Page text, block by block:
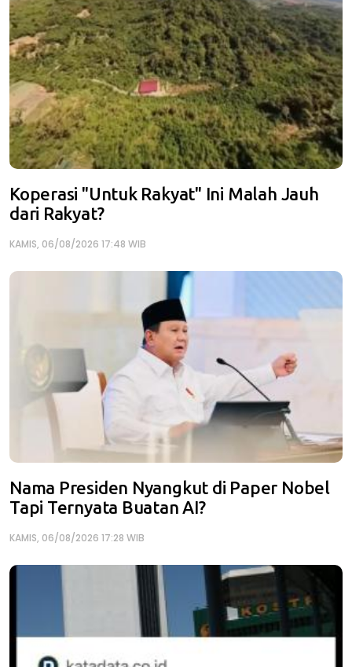
Koperasi "Untuk Rakyat" Ini Malah Jauh
dari Rakyat?
KAMIS, 06/08/2026 17:48 WIB
Nama Presiden Nyangkut di Paper Nobel
Tapi Ternyata Buatan AI?
KAMIS, 06/08/2026 17:28 WIB